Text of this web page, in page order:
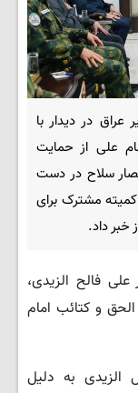
در دیدار با
علی از حمایت
سلاح در دست
مشترک برای
خبر داد.
فالح الزیدی،
و ‌کتائب امام
به دلیل